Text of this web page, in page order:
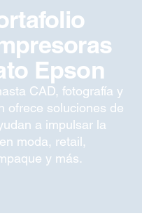
Epson
CAD, fotografía y
ofrece soluciones de
a impulsar la
moda, retail,
y más.